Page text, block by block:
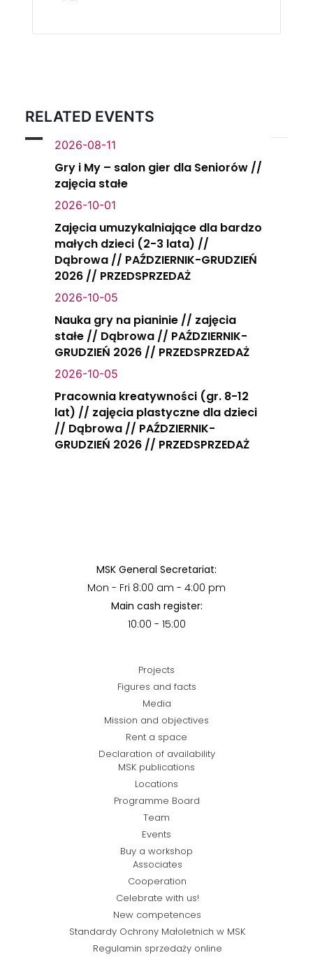
RELATED EVENTS
2026-08-11
Gry i My – salon gier dla Seniorów //
zajęcia stałe
2026-10-01
Zajęcia umuzykalniające dla bardzo
małych dzieci (2-3 lata) //
Dąbrowa // PAŹDZIERNIK-GRUDZIEŃ
2026 // PRZEDSPRZEDAŻ
2026-10-05
Nauka gry na pianinie // zajęcia
stałe // Dąbrowa // PAŹDZIERNIK-
GRUDZIEŃ 2026 // PRZEDSPRZEDAŻ
2026-10-05
Pracownia kreatywności (gr. 8-12
lat) // zajęcia plastyczne dla dzieci
// Dąbrowa // PAŹDZIERNIK-
GRUDZIEŃ 2026 // PRZEDSPRZEDAŻ
MSK General Secretariat:
Mon - Fri 8:00 am - 4:00 pm
Main cash register:
10:00 - 15:00
Projects
Figures and facts
Media
Mission and objectives
Rent a space
Declaration of availability
MSK publications
Locations
Programme Board
Team
Events
Buy a workshop
Associates
Cooperation
Celebrate with us!
New competences
Standardy Ochrony Małoletnich w MSK
Regulamin sprzedaży online